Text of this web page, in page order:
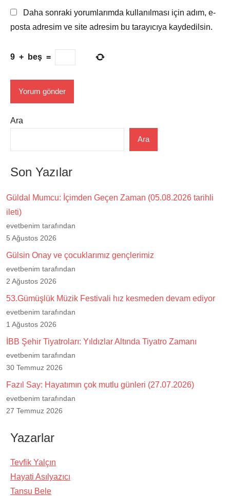
Daha sonraki yorumlarımda kullanılması için adım, e-
posta adresim ve site adresim bu tarayıcıya kaydedilsin.
9 + beş =
Ara
Ara
Son Yazılar
Güldal Mumcu: İçimden Geçen Zaman (05.08.2026 tarihli
ileti)
evetbenim tarafından
5 Ağustos 2026
Gülsin Onay ve çocuklarımız gençlerimiz
evetbenim tarafından
2 Ağustos 2026
53.Gümüşlük Müzik Festivali hız kesmeden devam ediyor
evetbenim tarafından
1 Ağustos 2026
İBB Şehir Tiyatroları: Yıldızlar Altında Tiyatro Zamanı
evetbenim tarafından
30 Temmuz 2026
Fazıl Say: Hayatımın çok mutlu günleri (27.07.2026)
evetbenim tarafından
27 Temmuz 2026
Yazarlar
Tevfik Yalçın
Hayati Asılyazıcı
Tansu Bele